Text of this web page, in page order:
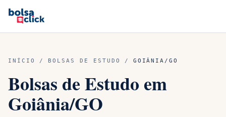
INÍCIO / BOLSAS DE ESTUDO / GOIÂNIA /GO
Bolsas de Estudo em
Goiânia/GO